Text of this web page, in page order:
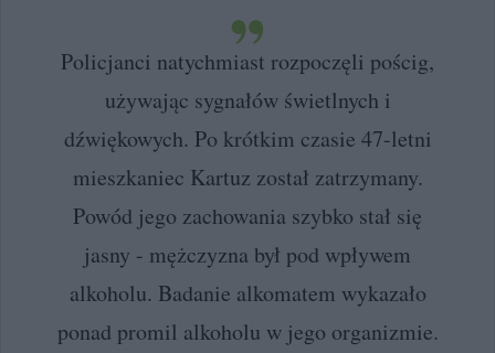
Policjanci natychmiast rozpoczęli pościg,
używając sygnałów świetlnych i
dźwiękowych. Po krótkim czasie 47-letni
mieszkaniec Kartuz został zatrzymany.
Powód jego zachowania szybko stał się
jasny - mężczyzna był pod wpływem
alkoholu. Badanie alkomatem wykazało
ponad promil alkoholu w jego organizmie.